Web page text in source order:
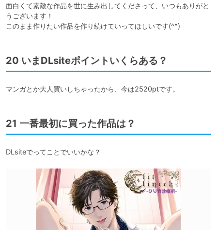
面白くて素敵な作品を世に生み出してくださって、いつもありがと
うございます！
このまま作りたい作品を作り続けていってほしいです(^^)
20 いまDLsiteポイントいくらある？
マンガとか大人買いしちゃったから、今は2520ptです。
21 一番最初に買った作品は？
DLsiteでってことでいいかな？